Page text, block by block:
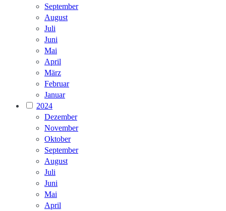
September
August
Juli
Juni
Mai
April
März
Februar
Januar
2024
Dezember
November
Oktober
September
August
Juli
Juni
Mai
April